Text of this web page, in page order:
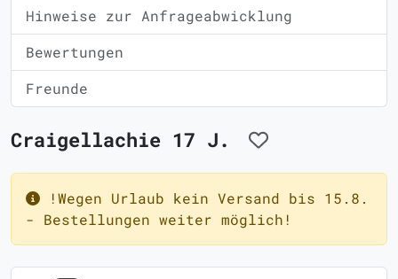
Hinweise zur Anfrageabwicklung
Bewertungen
Freunde
Craigellachie 17 J.
!Wegen Urlaub kein Versand bis 15.8.
- Bestellungen weiter möglich!